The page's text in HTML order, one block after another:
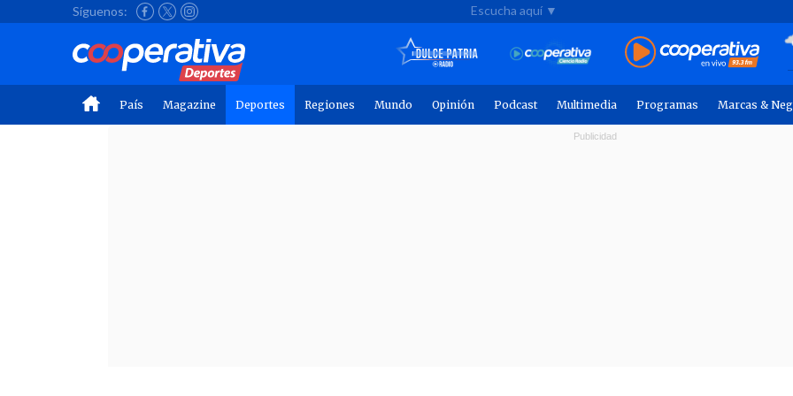
Síguenos: Escucha aquí ▼
País Magazine Deportes Regiones Mundo Opinión Podcast Multimedia Programas Marcas &